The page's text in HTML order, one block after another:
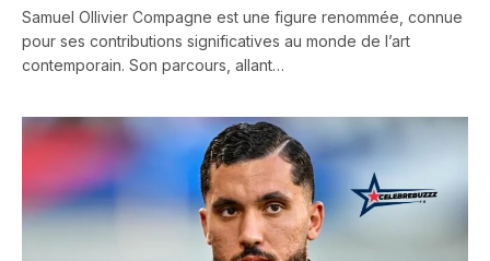
Samuel Ollivier Compagne est une figure renommée, connue
pour ses contributions significatives au monde de l’art
contemporain. Son parcours, allant…